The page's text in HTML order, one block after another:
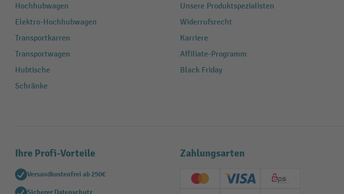
Hochhubwagen
Elektro-Hochhubwagen
Transportkarren
Transportwagen
Hubtische
Schränke
Unsere Produktspezialisten
Widerrufsrecht
Karriere
Affiliate-Programm
Black Friday
Ihre Profi-Vorteile
Versandkostenfrei ab 250€
Sicherer Datenschutz
Zahlungsarten
Creditcard (Master)Creditcard (Visa)
EPS